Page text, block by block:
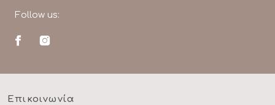
Follow us:
Επικοινωνία